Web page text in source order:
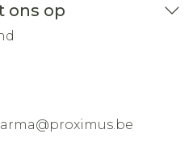
ons op
proximus.be